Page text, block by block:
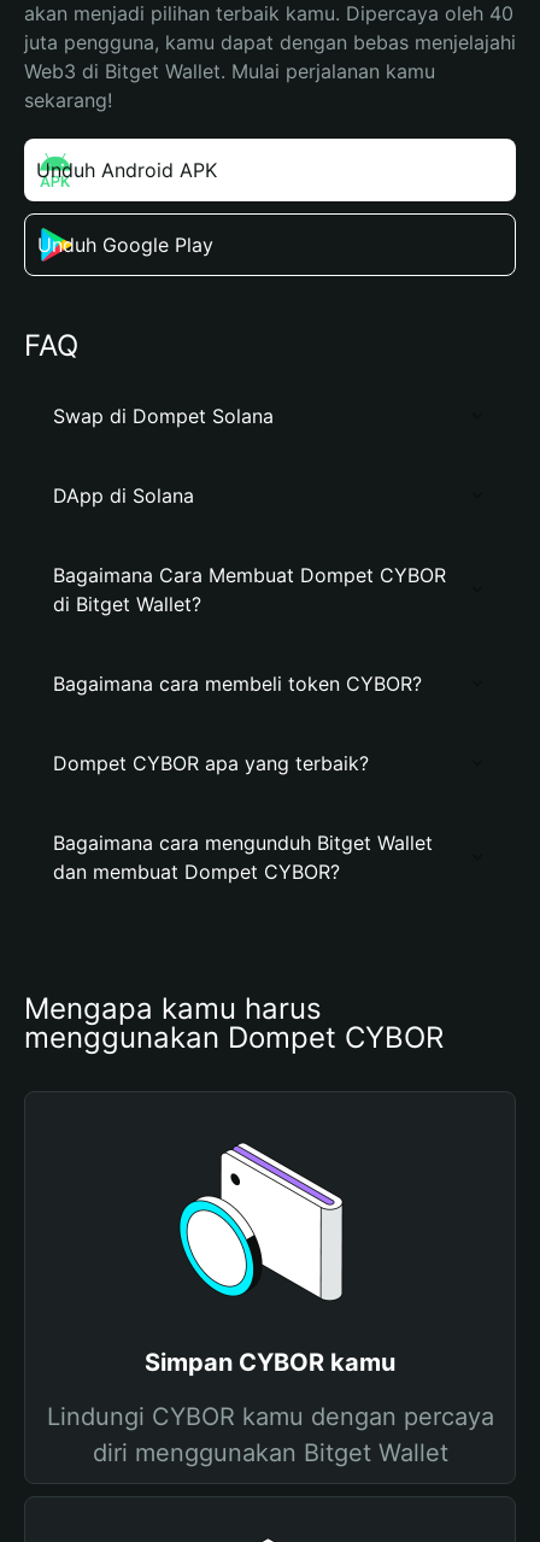
akan menjadi pilihan terbaik kamu. Dipercaya oleh 40
juta pengguna, kamu dapat dengan bebas menjelajahi
Web3 di Bitget Wallet. Mulai perjalanan kamu
sekarang!
Unduh Android APK
Unduh Google Play
FAQ
Swap di Dompet Solana
DApp di Solana
Bagaimana Cara Membuat Dompet CYBOR
di Bitget Wallet?
Bagaimana cara membeli token CYBOR?
Dompet CYBOR apa yang terbaik?
Bagaimana cara mengunduh Bitget Wallet
dan membuat Dompet CYBOR?
Mengapa kamu harus
menggunakan Dompet CYBOR
Simpan CYBOR kamu
Lindungi CYBOR kamu dengan percaya
diri menggunakan Bitget Wallet